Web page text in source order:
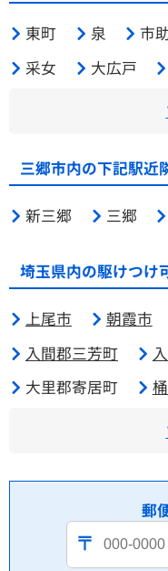
東町 泉 市
采女
大広戸
三郷市内の下記駅近
新三郷 三郷
埼玉県内の駆けつけ
上尾市 朝霞市
入間郡三芳町
大里郡寄居町
郵